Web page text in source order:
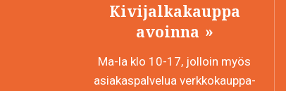
Kivijalkakauppa
avoinna
Ma-la klo 10-17, jolloin myös
asiakaspalvelua verkkokauppa-